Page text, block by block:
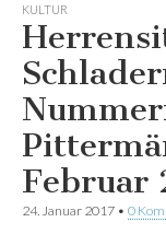
KULTUR
Februar
24. Januar 2017 • 0